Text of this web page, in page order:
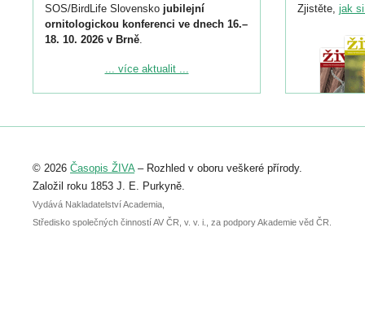
SOS/BirdLife Slovensko jubilejní
ornitologickou konferenci ve dnech 16.–
18. 10. 2026 v Brně.
Podrobnější informace ke konferenci
Registrovat se můžete do 6. září.
abstraktu přihlášené přednášky nebo
posteru je už 30. června.
... více aktualit ...
Zjistěte, jak
© 2026 Časopis ŽIVA– Rozhled v oboru veškeré přírody.
Založil roku 1853 J. E. Purkyně.
Vydává Nakladatelství Academia,
Středisko společných činností AV ČR, v. v. i., za podpory Akademie věd ČR.